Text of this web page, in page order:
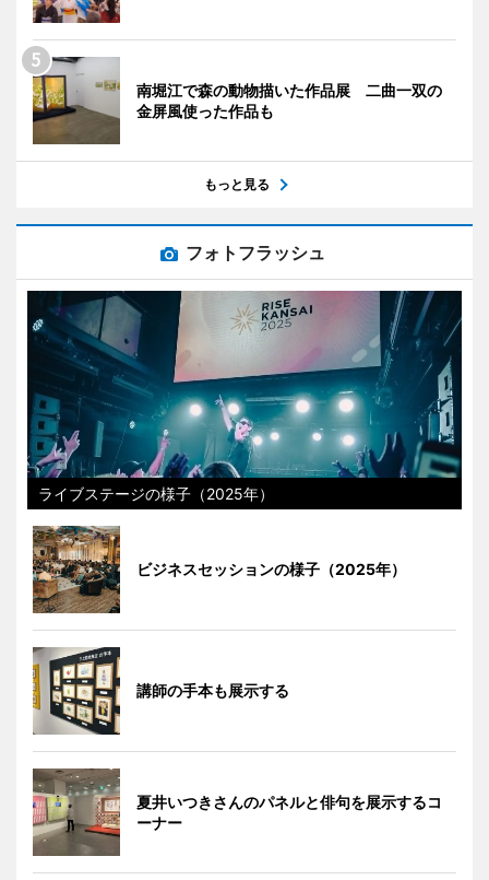
南堀江で森の動物描いた作品展 二曲一双の
金屏風使った作品も
もっと見る
フォトフラッシュ
ライブステージの様子（2025年）
ビジネスセッションの様子（2025年）
講師の手本も展示する
夏井いつきさんのパネルと俳句を展示するコ
ーナー